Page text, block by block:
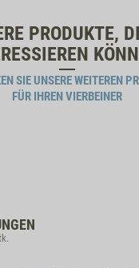
PRODUKTE,
SIE UNSERE WEITEREN
FÜR IHREN VIERBEINER